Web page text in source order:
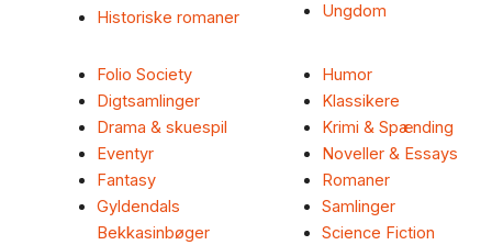
Historiske romaner Ungdom
Folio Society
Digtsamlinger
Drama & skuespil
Eventyr
Fantasy
Gyldendals
Bekkasinbøger
Humor
Klassikere
Krimi & Spænding
Noveller & Essays
Romaner
Samlinger
Science Fiction